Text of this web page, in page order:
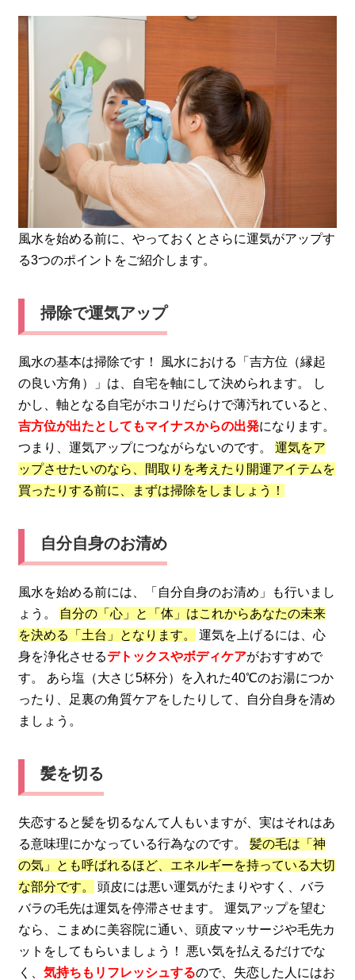
風水を始める前に、やっておくとさらに運気がアップす
る3つのポイントをご紹介します。
掃除で運気アップ
風水の基本は掃除です！ 風水における「吉方位（縁起
の良い方角）」は、自宅を軸にして決められます。 し
かし、軸となる自宅がホコリだらけで薄汚れていると、
吉方位が出たとしてもマイナスからの出発になります。
つまり、運気アップにつながらないのです。運気をア
ップさせたいのなら、間取りを考えたり開運アイテムを
買ったりする前に、まずは掃除をしましょう！
自分自身のお清め
風水を始める前には、「自分自身のお清め」も行いまし
ょう。 自分の「心」と「体」はこれからあなたの未来
を決める「土台」となります。
運気を上げるには、心
身を浄化させるデトックスやボディケアがおすすめで
す。 あら塩（大さじ5杯分）を入れた40℃のお湯につか
ったり、足裏の角質ケアをしたりして、自分自身を清め
ましょう。
髪を切る
失恋すると髪を切るなんて人もいますが、実はそれはあ
る意味理にかなっている行為なのです。髪の毛は「神
の気」とも呼ばれるほど、エネルギーを持っている大切
な部分です。
頭皮には悪い運気がたまりやすく、バラ
バラの毛先は運気を停滞させます。 運気アップを望む
なら、こまめに美容院に通い、頭皮マッサージや毛先カ
ットをしてもらいましょう！ 悪い気を払えるだけでな
く、気持ちもリフレッシュするので、失恋した人にはお